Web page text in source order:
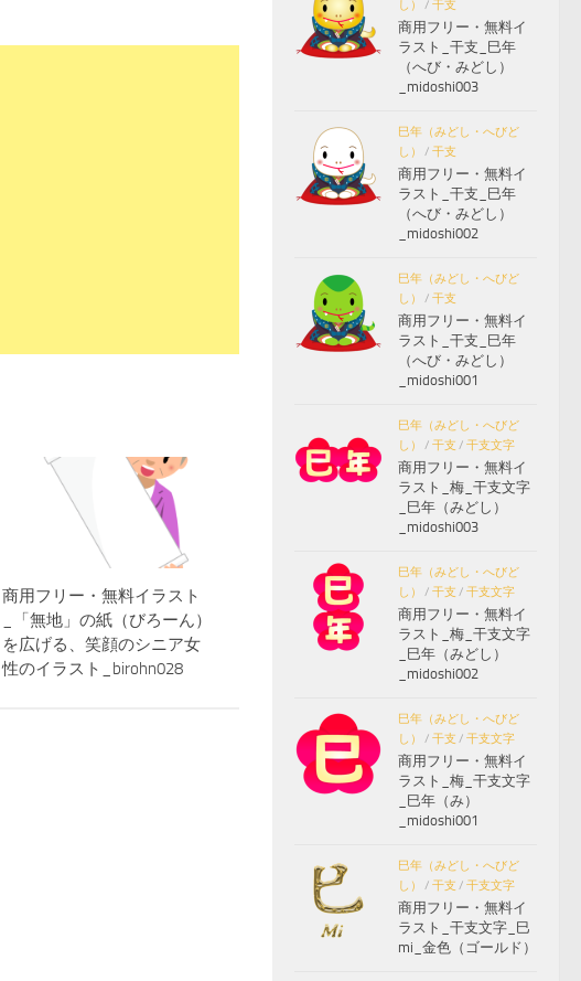
商用フリー・無料イラスト
_「無地」の紙（びろーん）
を広げる、笑顔のシニア女
性のイラスト_birohn028
し）
/ 干支
商用フリー・無料イ
ラスト_干支_巳年
（へび・みどし）
_midoshi003
巳年（みどし・へびど
し）
/ 干支
商用フリー・無料イ
ラスト_干支_巳年
（へび・みどし）
_midoshi002
巳年（みどし・へびど
し）
/ 干支
商用フリー・無料イ
ラスト_干支_巳年
（へび・みどし）
_midoshi001
巳年（みどし・へびど
し）
/ 干支 / 干支文字
商用フリー・無料イ
ラスト_梅_干支文字
_巳年（みどし）
_midoshi003
巳年（みどし・へびど
し）
/ 干支 / 干支文字
商用フリー・無料イ
ラスト_梅_干支文字
_巳年（みどし）
_midoshi002
巳年（みどし・へびど
し）
/ 干支 / 干支文字
商用フリー・無料イ
ラスト_梅_干支文字
_巳年（み）
_midoshi001
巳年（みどし・へびど
し）
/ 干支 / 干支文字
商用フリー・無料イ
ラスト_干支文字_巳
mi_金色（ゴールド）